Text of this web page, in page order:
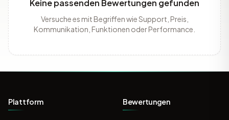
Keine passenden Bewertungen gefunden
Versuche es mit Begriffen wie Support, Preis,
Kommunikation, Funktionen oder Performance.
Plattform Bewertungen